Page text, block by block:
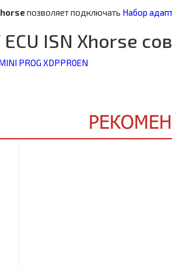
позволяет подключать Набор
ECU ISN Xhorse
PROG XDPPR0EN